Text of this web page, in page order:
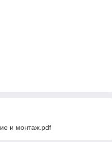
и монтаж.pdf